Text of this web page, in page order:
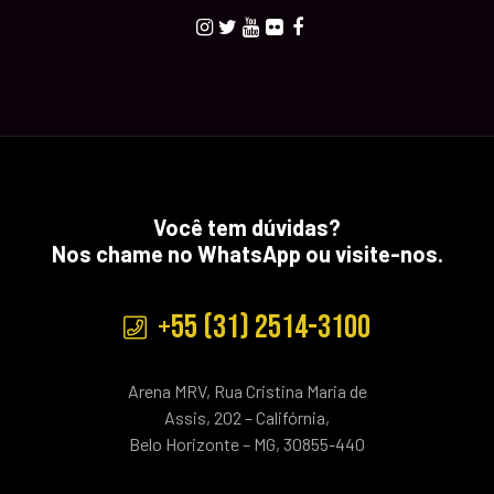
Você tem dúvidas?
Nos chame no WhatsApp ou visite-nos.
+55 (31) 2514-3100
Arena MRV, Rua Cristina Maria de
Assis, 202 – Califórnia,
Belo Horizonte – MG, 30855-440